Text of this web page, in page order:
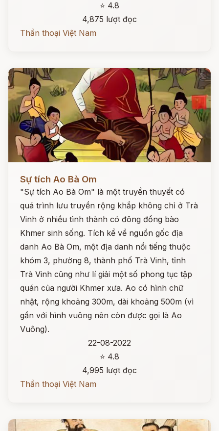
⭐ 4.8
4,875 lượt đọc
Thần thoại Việt Nam
Sự tích Ao Bà Om
"Sự tích Ao Bà Om" là một truyền thuyết có
quá trình lưu truyền rộng khắp không chỉ ở Trà
Vinh ở nhiều tình thành có đông đồng bào
Khmer sinh sống. Tích kể về nguồn gốc địa
danh Ao Bà Om, một địa danh nổi tiếng thuộc
khóm 3, phường 8, thành phố Trà Vinh, tỉnh
Trà Vinh cũng như lí giải một số phong tục tập
quán của người Khmer xưa. Ao có hình chữ
nhật, rộng khoảng 300m, dài khoảng 500m (vì
gần với hình vuông nên còn được gọi là Ao
Vuông).
22-08-2022
⭐ 4.8
4,995 lượt đọc
Thần thoại Việt Nam